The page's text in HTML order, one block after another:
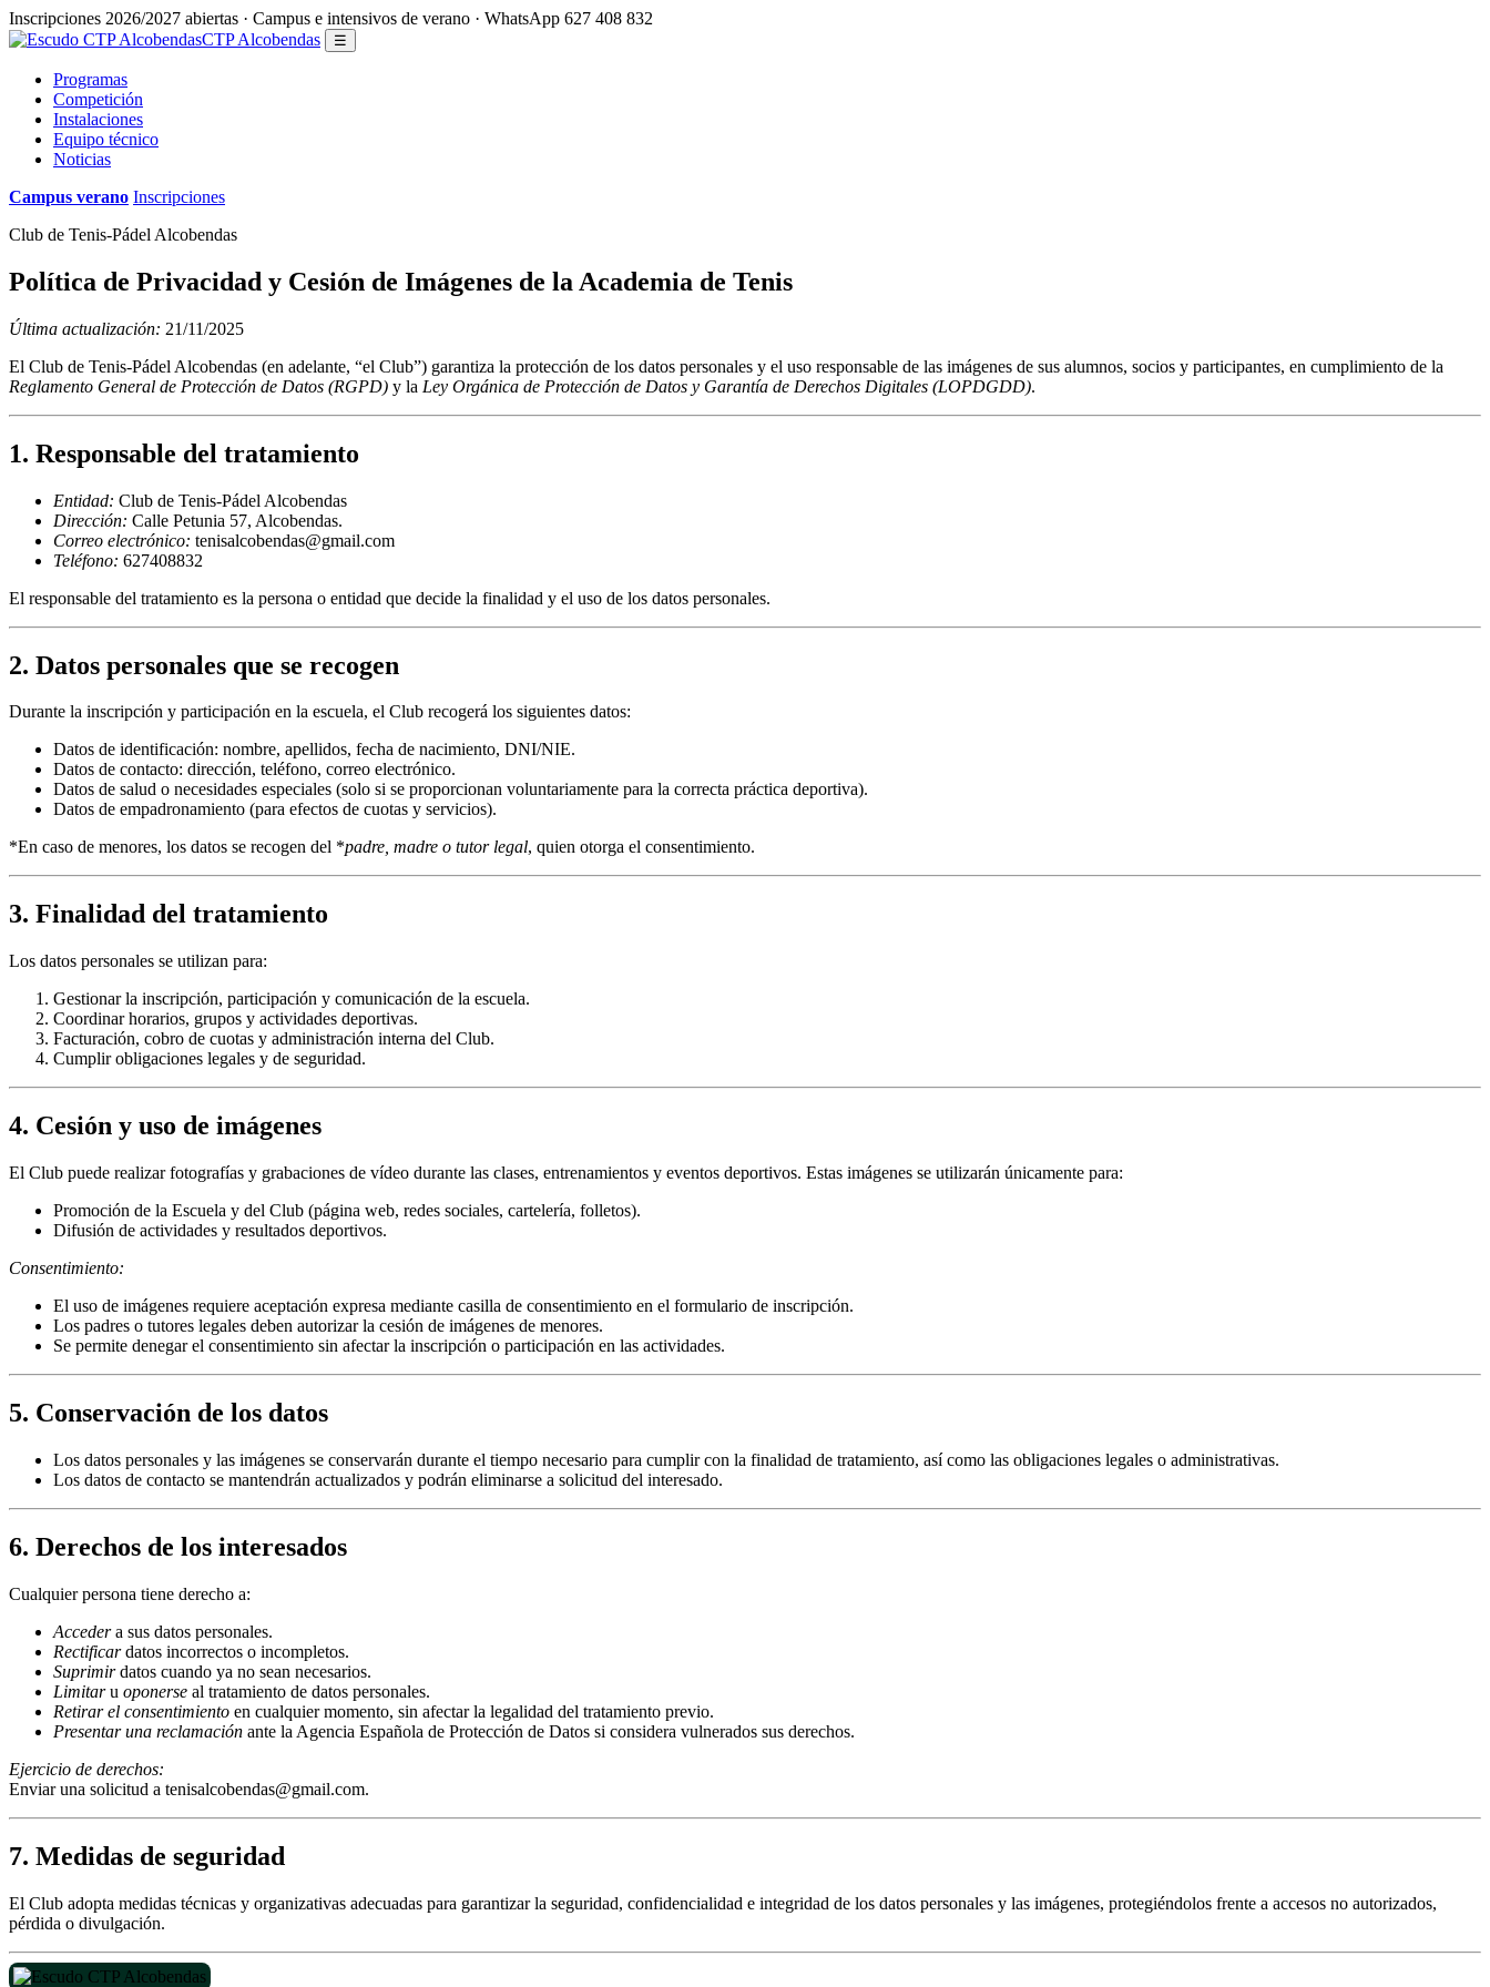
Inscripciones 2026/2027 abiertas · Campus e intensivos de verano · WhatsApp 627 408 832
CTP Alcobendas
☰
Programas
Competición
Instalaciones
Equipo técnico
Noticias
Campus verano Inscripciones
Club de Tenis-Pádel Alcobendas
Política de Privacidad y Cesión de Imágenes de la Academia de Tenis
Última actualización: 21/11/2025
El Club de Tenis-Pádel Alcobendas (en adelante, “el Club”) garantiza la protección de los datos personales y el uso responsable de las imágenes de sus alumnos, socios y participantes, en cumplimiento de la
Reglamento General de Protección de Datos (RGPD) y la Ley Orgánica de Protección de Datos y Garantía de Derechos Digitales (LOPDGDD).
1. Responsable del tratamiento
Entidad: Club de Tenis-Pádel Alcobendas
Dirección: Calle Petunia 57, Alcobendas.
Correo electrónico: tenisalcobendas@gmail.com
Teléfono: 627408832
El responsable del tratamiento es la persona o entidad que decide la finalidad y el uso de los datos personales.
2. Datos personales que se recogen
Durante la inscripción y participación en la escuela, el Club recogerá los siguientes datos:
Datos de identificación: nombre, apellidos, fecha de nacimiento, DNI/NIE.
Datos de contacto: dirección, teléfono, correo electrónico.
Datos de salud o necesidades especiales (solo si se proporcionan voluntariamente para la correcta práctica deportiva).
Datos de empadronamiento (para efectos de cuotas y servicios).
*En caso de menores, los datos se recogen del *padre, madre o tutor legal, quien otorga el consentimiento.
3. Finalidad del tratamiento
Los datos personales se utilizan para:
Gestionar la inscripción, participación y comunicación de la escuela.
Coordinar horarios, grupos y actividades deportivas.
Facturación, cobro de cuotas y administración interna del Club.
Cumplir obligaciones legales y de seguridad.
4. Cesión y uso de imágenes
El Club puede realizar fotografías y grabaciones de vídeo durante las clases, entrenamientos y eventos deportivos. Estas imágenes se utilizarán únicamente para:
Promoción de la Escuela y del Club (página web, redes sociales, cartelería, folletos).
Difusión de actividades y resultados deportivos.
Consentimiento:
El uso de imágenes requiere aceptación expresa mediante casilla de consentimiento en el formulario de inscripción.
Los padres o tutores legales deben autorizar la cesión de imágenes de menores.
Se permite denegar el consentimiento sin afectar la inscripción o participación en las actividades.
5. Conservación de los datos
Los datos personales y las imágenes se conservarán durante el tiempo necesario para cumplir con la finalidad de tratamiento, así como las obligaciones legales o administrativas.
Los datos de contacto se mantendrán actualizados y podrán eliminarse a solicitud del interesado.
6. Derechos de los interesados
Cualquier persona tiene derecho a:
Accedera sus datos personales.
Rectificardatos incorrectos o incompletos.
Suprimirdatos cuando ya no sean necesarios.
Limitaru oponerse al tratamiento de datos personales.
Retirar el consentimiento en cualquier momento, sin afectar la legalidad del tratamiento previo.
Presentar una reclamación ante la Agencia Española de Protección de Datos si considera vulnerados sus derechos.
Ejercicio de derechos:
Enviar una solicitud a tenisalcobendas@gmail.com.
7. Medidas de seguridad
El Club adopta medidas técnicas y organizativas adecuadas para garantizar la seguridad, confidencialidad e integridad de los datos personales y las imágenes, protegiéndolos frente a accesos no autorizados,
pérdida o divulgación.